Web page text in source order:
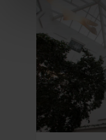
maassa,
evästeet
suojan taso
sama kuin EU/
Alla on lisätietoja
yleisluontoista
kauan kukin